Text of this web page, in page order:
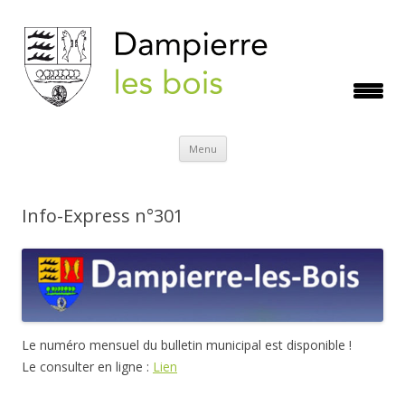
Menu Aller
contenu
Info-Express n°301
Le numéro mensuel du bulletin municipal est disponible !
Le consulter en ligne : Lien